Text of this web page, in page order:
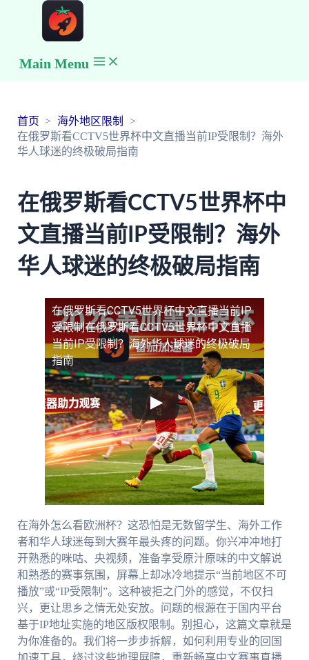
Main Menu
首页
海外地区限制
在俄罗斯看CCTV5世界杯中文直播当前IP受限制？海外
华人球迷的终极破局指南
在俄罗斯看CCTV5世界杯中
文直播当前IP受限制？海外
华人球迷的终极破局指南
在俄罗斯看CCTV5世界杯中文直播当前IP
受限制在俄罗斯看CCTV5世界杯中文直播
当前IP受限制？海外华人球迷的终极破局
指南
在海外怎么看欧洲杯？这恐怕是无数留学生、海外工作
者和华人球迷每到大赛年最头疼的问题。你兴冲冲地打
开熟悉的咪咕、央视频，准备享受原汁原味的中文解说
和熟悉的赛事氛围，屏幕上却冰冷地提示“当前地区不可
播放”或“IP受限制”。这种被拒之门外的感觉，不仅扫
兴，更让思乡之情无处安放。问题的根源在于国内平台
基于IP地址实施的地区版权限制。别担心，这篇文章就是
为你准备的。我们将一步步拆解，如何利用专业的回国
加速工具，绕过这些地理屏障，重新畅享中文赛事直播